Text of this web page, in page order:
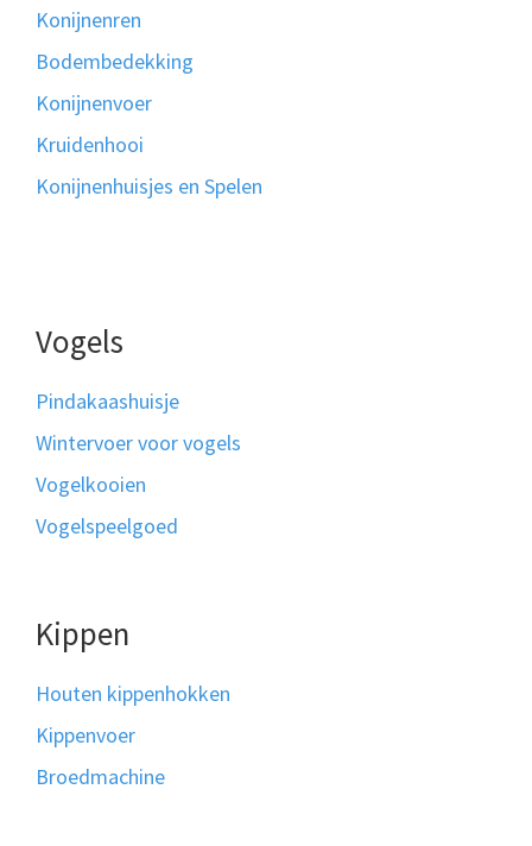
Konijnenren
Bodembedekking
Konijnenvoer
Kruidenhooi
Konijnenhuisjes en Spelen
Vogels
Pindakaashuisje
Wintervoer voor vogels
Vogelkooien
Vogelspeelgoed
Kippen
Houten kippenhokken
Kippenvoer
Broedmachine